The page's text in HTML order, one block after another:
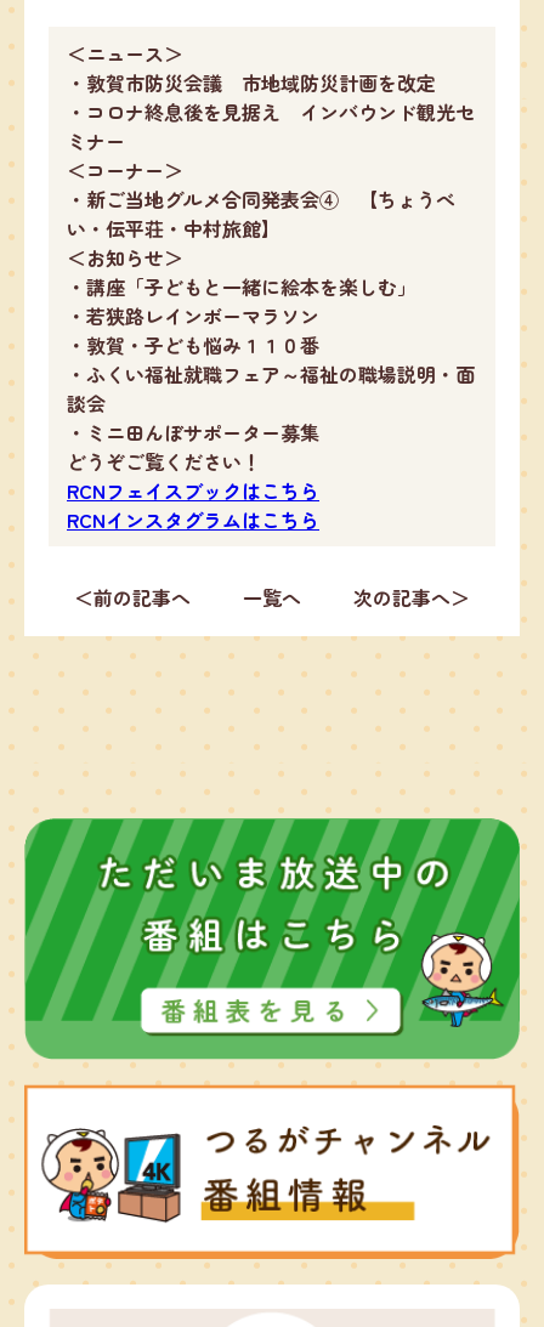
＜ニュース＞
・敦賀市防災会議 市地域防災計画を改定
・コロナ終息後を見据え インバウンド観光セ
ミナー
＜コーナー＞
・新ご当地グルメ合同発表会④ 【ちょうべ
い・伝平荘・中村旅館】
＜お知らせ＞
・講座「子どもと一緒に絵本を楽しむ」
・若狭路レインボーマラソン
・敦賀・子ども悩み１１０番
・ふくい福祉就職フェア～福祉の職場説明・面
談会
・ミニ田んぼサポーター募集
どうぞご覧ください！
RCNフェイスブックはこちら
RCNインスタグラムはこちら
＜前の記事へ 一覧へ 次の記事へ＞